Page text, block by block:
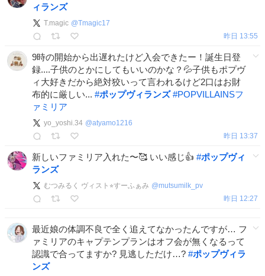
ィランズ
T.magic @Tmagic17
昨日 13:55
9時の開始から出遅れたけど入会できたー！誕生日登
録....子供のとかにしてもいいのかな？💦子供もポプヴ
ィ大好きだから絶対狡いって言われるけど2口はお財
布的に厳しい... #ポップヴィランズ #POPVILLAINSフ
ァミリア
yo_yoshi.34 @atyamo1216
昨日 13:37
新しいファミリア入れた〜🥰 いい感じ👍 #ポップヴィ
ランズ
むつみるく ヴィスト⭐︎すーふぁみ @mutsumilk_pv
昨日 12:27
最近娘の体調不良で全く追えてなかったんですが… フ
ァミリアのキャプテンプランはオフ会が無くなるって
認識で合ってますか? 見逃しただけ…? #ポップヴィラ
ンズ